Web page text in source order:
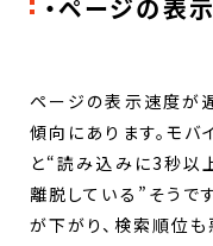
・ページの表
ページの表示速度が
傾向にあります。モ
と“読み込みに3秒
離脱している”そうで
が下がり、検索順位も